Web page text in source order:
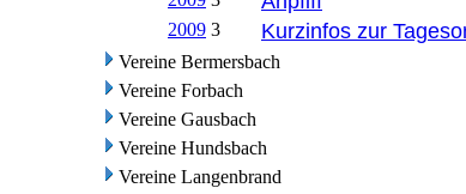
2009 3 Kurzinfos zur
Vereine Bermersbach
Vereine Forbach
Vereine Gausbach
Vereine Hundsbach
Vereine Langenbrand